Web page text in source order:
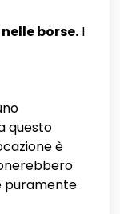
borse. I
questo
è
puramente